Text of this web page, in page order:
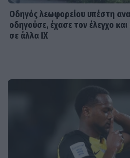
Οδηγός λεωφορείου υπέστη
οδηγούσε, έχασε τον έλεγχο
σε άλλα ΙΧ